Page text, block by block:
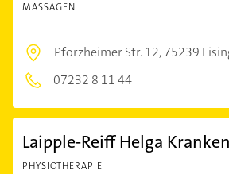
MASSAGEN
Pforzheimer Str. 12,75239
07232 8 11 44
Laipple-Reiff Helga
PHYSIOTHERAPIE